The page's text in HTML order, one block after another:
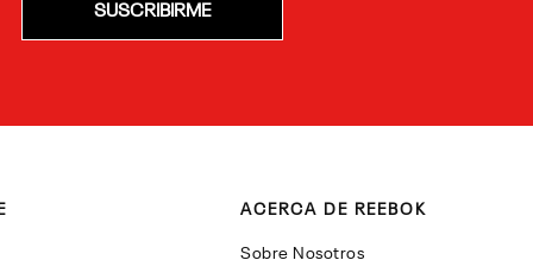
SUSCRIBIRME
ACERCA DE REEBOK
Sobre Nosotros